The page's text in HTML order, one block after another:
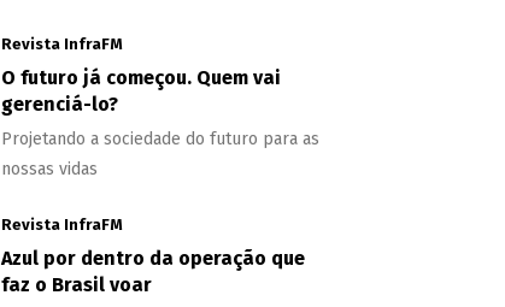
Revista InfraFM
O futuro já começou. Quem vai
gerenciá-lo?
Projetando a sociedade do futuro para as
nossas vidas
Revista InfraFM
Azul por dentro da operação que
faz o Brasil voar